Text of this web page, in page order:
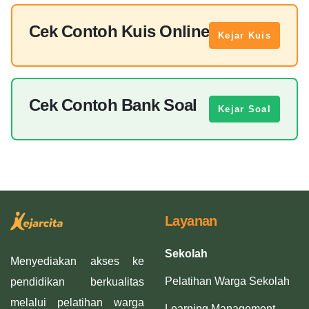
Cek Contoh Kuis Online Kejar Kuis
Cek Contoh Bank Soal Kejar Soal
Menyediakan akses ke
pendidikan berkualitas
melalui pelatihan warga
Layanan
Sekolah
Pelatihan Warga Sekolah